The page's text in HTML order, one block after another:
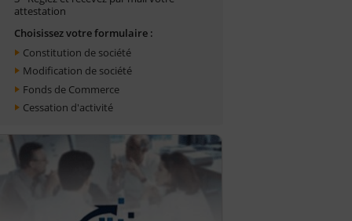
attestation
Choisissez votre formulaire :
Constitution de société
Modification de société
Fonds de Commerce
Cessation d'activité